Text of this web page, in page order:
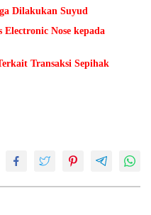
Dilakukan Suyud
Nose kepada
Transaksi Sepihak